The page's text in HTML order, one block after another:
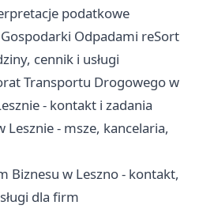
podatkowe
Odpadami reSort
cennik i usługi
Transportu Drogowego w
- kontakt i zadania
Lesznie - msze, kancelaria,
Biznesu w Leszno - kontakt,
dla firm